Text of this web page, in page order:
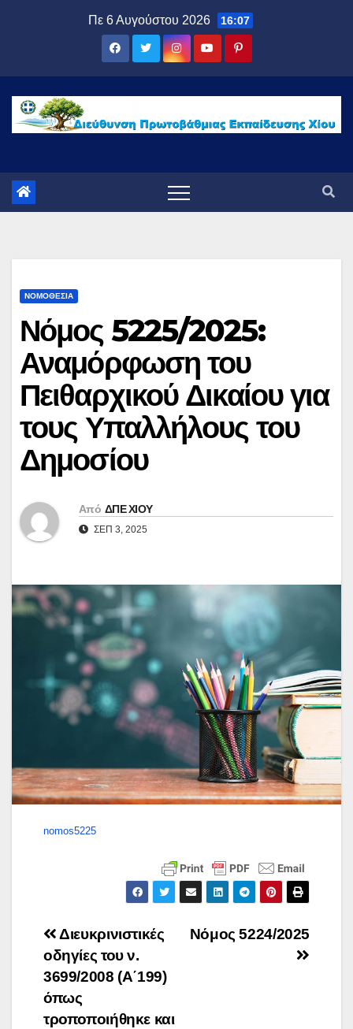
Πε 6 Αυγούστου 2026 16:07
ΝΟΜΟΘΕΣΊΑ
Νόμος 5225/2025:
Αναμόρφωση του
Πειθαρχικού Δικαίου για
τους Υπαλλήλους του
Δημοσίου
Από ΔΠΕ ΧΙΟΥ
ΣΕΠ 3, 2025
nomos5225
Πλοήγηση
άρθρων
Νόμος 5224/2025
Διευκρινιστικές
οδηγίες του ν.
3699/2008 (Α΄199)
όπως
τροποποιήθηκε και